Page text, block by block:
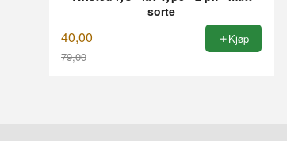
sorte
40,00
79,00
Kjøp